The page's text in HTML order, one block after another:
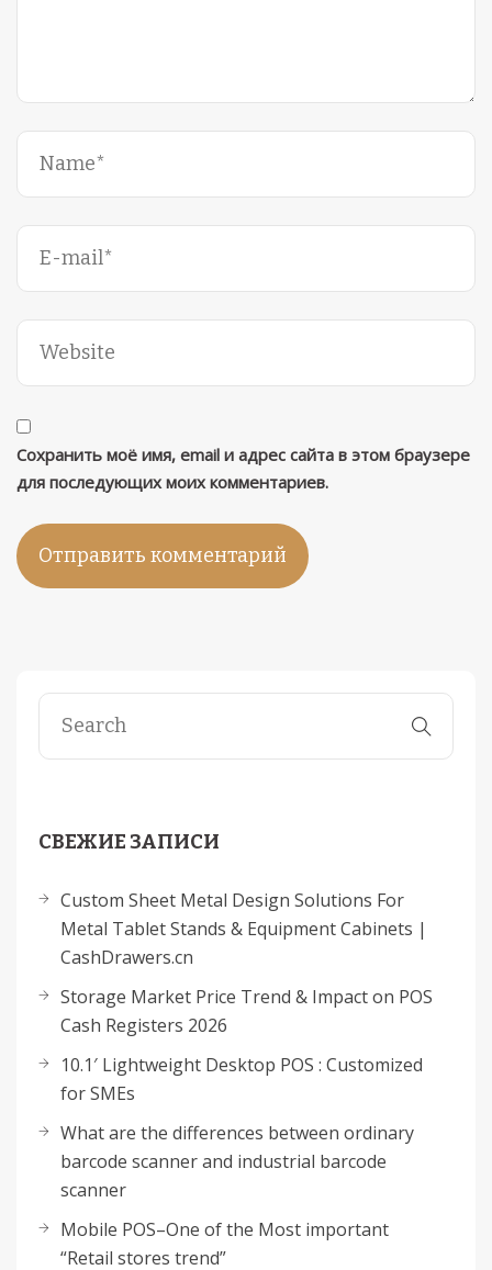
Сохранить моё имя, email и адрес сайта в этом браузере
для последующих моих комментариев.
СВЕЖИЕ ЗАПИСИ
Custom Sheet Metal Design Solutions For
Metal Tablet Stands & Equipment Cabinets |
CashDrawers.cn
Storage Market Price Trend & Impact on POS
Cash Registers 2026
10.1′ Lightweight Desktop POS : Customized
for SMEs
What are the differences between ordinary
barcode scanner and industrial barcode
scanner
Mobile POS–One of the Most important
“Retail stores trend”